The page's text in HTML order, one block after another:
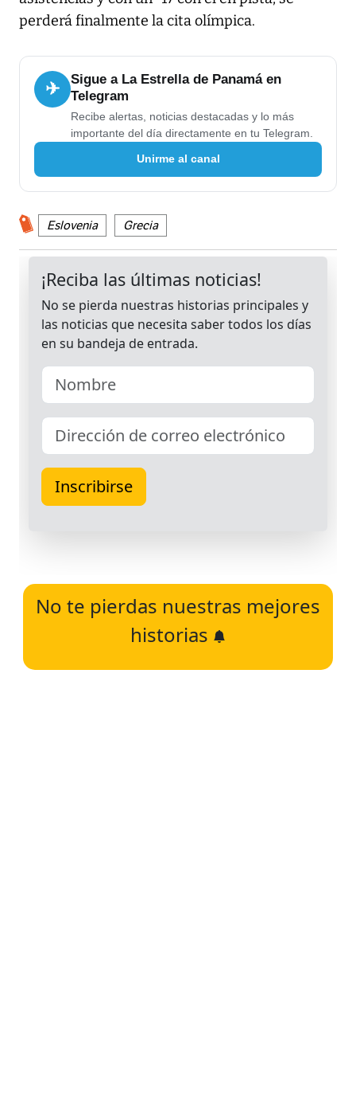
perderá finalmente la cita olímpica.
✈
Sigue a La Estrella de Panamá en
Telegram
Recibe alertas, noticias destacadas y lo más
importante del día directamente en tu Telegram.
Unirme al canal
Eslovenia Grecia
No te pierdas nuestras mejores
historias